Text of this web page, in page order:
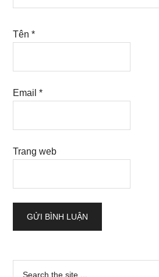
Tên*
Email*
Trang web
Sidebar